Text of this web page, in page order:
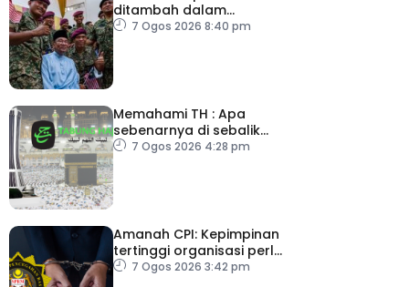
ditambah dalam
Belanjawan 2027
7 Ogos 2026 8:40 pm
Memahami TH : Apa
sebenarnya di sebalik
angka
7 Ogos 2026 4:28 pm
Amanah CPI: Kepimpinan
tertinggi organisasi perlu
pacu reformasi radikal
7 Ogos 2026 3:42 pm